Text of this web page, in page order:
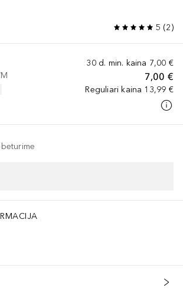
5 (2)
30 d. min. kaina 7,00 €
7,00 €
Reguliari kaina 13,99 €